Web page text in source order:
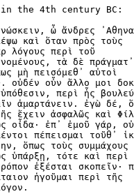
the 4th century BC:
ὦ ἄνδρες
καὶ ὅταν πρὸς τοὺς
λόγους περὶ τοῦ
τὰ δὲ πράγματ᾿
μὴ πεισόμεθ᾿ αὐτοὶ
οὐδέν οὖν ἄλλο μοι
περὶ ἧς
ἁμαρτάνειν. ἐγὼ δέ,
ἔχειν ἀσφαλῶς καὶ
οἶδα· ἐπ᾿ ἐμοῦ γάρ,
πέπεισμαι τοῦθ᾿
ὅπως τοὺς συμμάχους
ὑπάρξῃ, τότε καὶ περὶ
ἐξέσται σκοπεῖν·
ἡγοῦμαι περὶ τῆς